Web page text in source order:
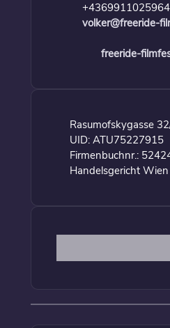
+4369911025964
volker@freeride-
freeride-
Rasumofskygasse
UID: ATU75227915
Firmenbuchnr.:
Handelsgericht Wien